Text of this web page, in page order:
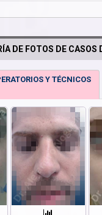
DE FOTOS DE CASOS
Y TÉCNICOS